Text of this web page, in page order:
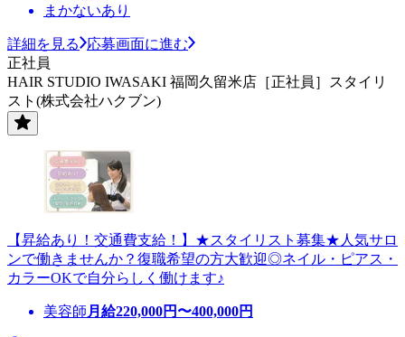
まかないあり
詳細を見る
応募画面に進む
正社員
HAIR STUDIO IWASAKI 福岡久留米店［正社員］スタイリ
スト(株式会社ハクブン)
【昇給あり！交通費支給！】★スタイリスト募集★人気サロ
ンで働きませんか？復職希望の方大歓迎◎ネイル・ピアス・
カラーOKで自分らしく働けます♪
美容師 月給220,000円〜400,000円